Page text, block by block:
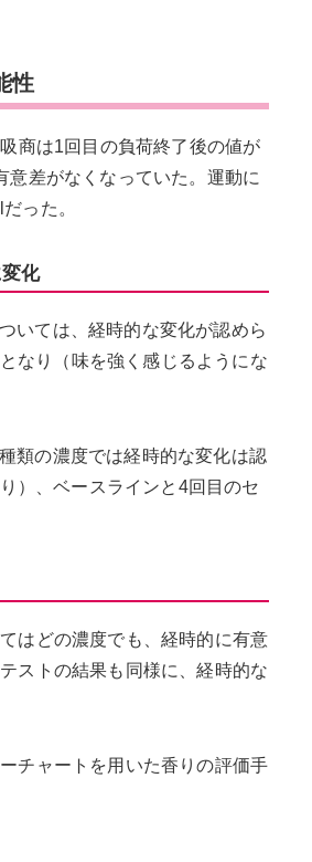
性
商は1回目の負荷終了後の値が
差がなくなっていた。運動に
った。
化
いては、経時的な変化が認めら
なり（味を強く感じるようにな
類の濃度では経時的な変化は認
）、ベースラインと4回目のセ
はどの濃度でも、経時的に有意
ストの結果も同様に、経時的な
チャートを用いた香りの評価手